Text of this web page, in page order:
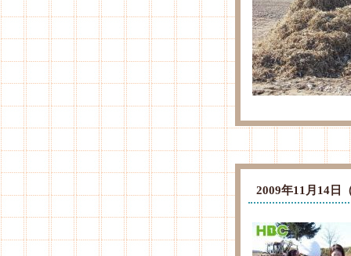
2009年11月14